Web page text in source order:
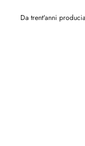
Da trent'anni